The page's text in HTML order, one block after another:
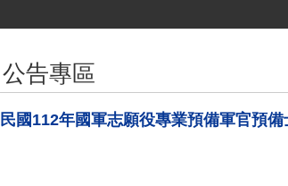
公告專區
民國112年國軍志願役專業預備軍官預